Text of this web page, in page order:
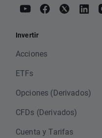
Invertir
Acciones
ETFs
Opciones (Derivados)
CFDs (Derivados)
Cuenta y Tarifas